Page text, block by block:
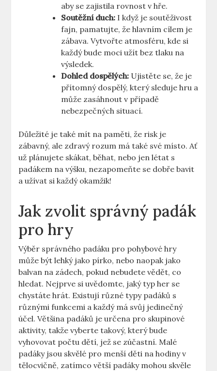
aby se zajistila rovnost v hře.
Soutěžní duch: I když je soutěživost
fajn, pamatujte, že hlavním cílem je
zábava. Vytvořte atmosféru, kde si
každý bude moci užít bez tlaku na
výsledek.
Dohled dospělých: Ujistěte se, že je
přítomný dospělý, který sleduje hru a
může zasáhnout v případě
nebezpečných situací.
Důležité je také mít na paměti, že risk je
zábavný, ale zdravý rozum má také své místo. Ať
už plánujete skákat, běhat, nebo jen létat s
padákem na výšku, nezapomeňte se dobře bavit
a užívat si každý okamžik!
Jak zvolit správný padák
pro hry
Výběr správného padáku pro pohybové hry
může být lehký jako pírko, nebo naopak jako
balvan na zádech, pokud nebudete vědět, co
hledat. Nejprve si uvědomte, jaký typ her se
chystáte hrát. Existují různé typy padáků s
různými funkcemi a každý má svůj jedinečný
účel. Většina padáků je určena pro skupinové
aktivity, takže vyberte takový, který bude
vyhovovat počtu dětí, jež se zúčastní. Malé
padáky jsou skvělé pro menší děti na hodiny v
tělocvičně, zatímco větší padáky mohou skvěle